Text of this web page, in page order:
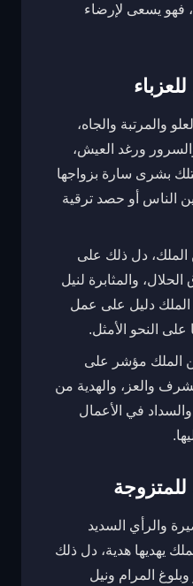
فهو يسعى لإرضاء
والمرتبة والجاه،
ورغد العيش،
بشرى سارة بزواجها
الناس أو حصد ترقية
دل ذلك على
والمثابرة لنيل
الملك دليل على عمل
النحو الأمثل.
الملك مؤشر على
والعز، والهدية من
في الأعمال
والرأي السديد
يهديها هدية، دل ذلك
المرام ونيل